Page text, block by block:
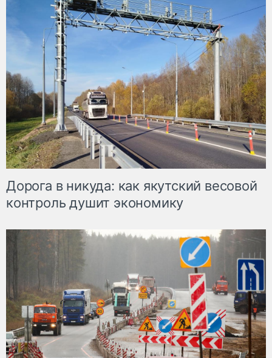
Дорога в никуда: как якутский весовой
контроль душит экономику